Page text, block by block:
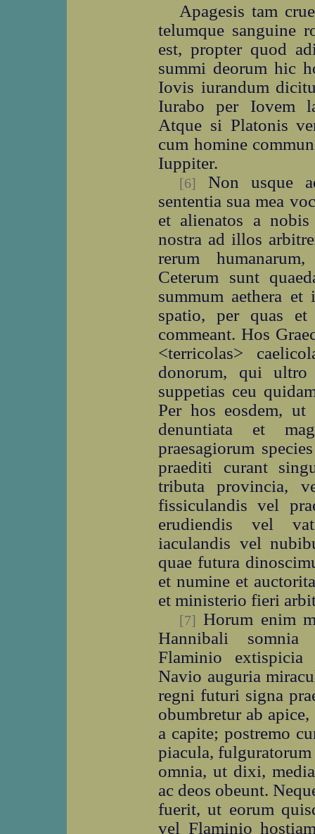
Apagesis tam
telumque sanguine
est, propter quod
summi deorum hic
Iovis iurandum
Iurabo per Iovem
Atque si Platonis
cum homine
Iuppiter.
[6]
Non usque
sententia sua mea
et alienatos a
nostra ad illos
rerum
Ceterum sunt
summum aethera
spatio, per quas
commeant. Hos
<terricolas>
donorum, qui
suppetias ceu
Per hos eosdem,
denuntiata et
praesagiorum
praediti curant
tributa provincia,
fissiculandis vel
erudiendis vel
iaculandis vel
quae futura
et numine et
et ministerio fieri
[7] Horum enim
Hannibali somnia
Flaminio extispicia
Navio auguria
regni futuri signa
obumbretur ab
a capite; postremo
piacula,
omnia, ut dixi,
ac deos obeunt.
fuerit, ut eorum
vel Flaminio